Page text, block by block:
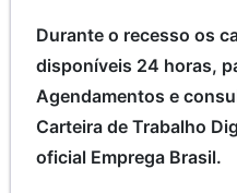
Durante o recesso os
disponíveis 24 horas,
Agendamentos e
Carteira de Trabalho
oficial Emprega Brasil.